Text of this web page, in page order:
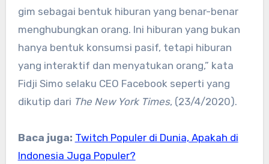
gim sebagai bentuk hiburan yang benar-benar
menghubungkan orang. Ini hiburan yang bukan
hanya bentuk konsumsi pasif, tetapi hiburan
yang interaktif dan menyatukan orang,” kata
Fidji Simo selaku CEO Facebook seperti yang
dikutip dari The New York Times, (23/4/2020).
Baca juga: Twitch Populer di Dunia, Apakah di
Indonesia Juga Populer?